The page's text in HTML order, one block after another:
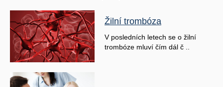
Žilní trombóza
V posledních letech se o žilní
trombóze mluví čím dál č ..